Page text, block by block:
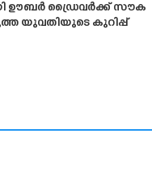
ഊബർ ഡ്രൈവർക്ക് സൗക
യുവതിയുടെ കുറിപ്പ്